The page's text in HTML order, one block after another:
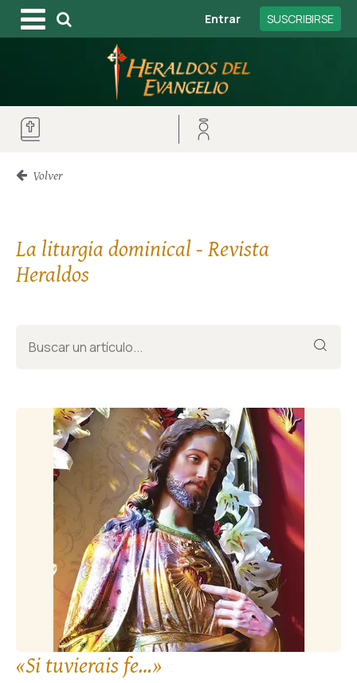
Entrar SUSCRIBIRSE
Volver
La liturgia dominical - Revista
Heraldos
«Si tuvierais fe…»